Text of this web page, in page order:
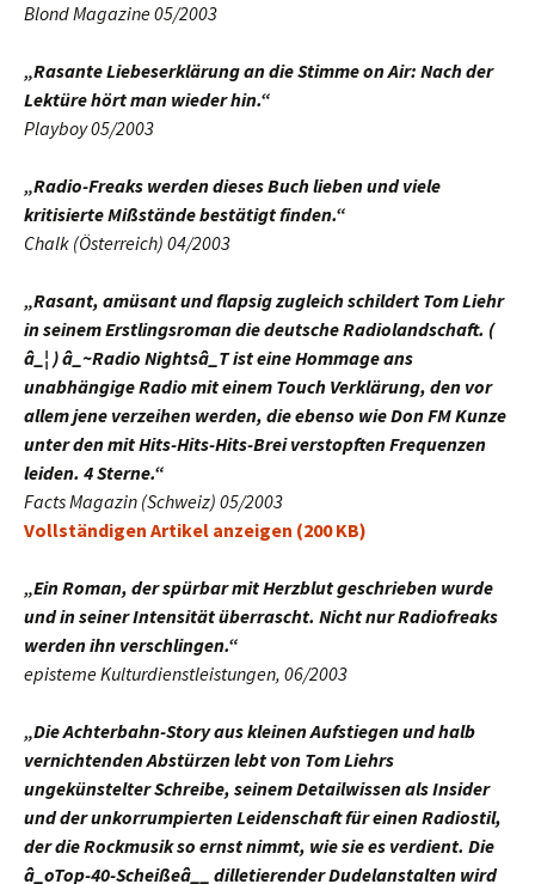
Blond Magazine 05/2003
„Rasante Liebeserklärung an die Stimme on Air: Nach der
Lektüre hört man wieder hin.“
Playboy 05/2003
„Radio-Freaks werden dieses Buch lieben und viele
kritisierte Mißstände bestätigt finden.“
Chalk (Österreich) 04/2003
„Rasant, amüsant und flapsig zugleich schildert Tom Liehr
in seinem Erstlingsroman die deutsche Radiolandschaft. (
â_¦ ) â_~Radio Nightsâ_T ist eine Hommage ans
unabhängige Radio mit einem Touch Verklärung, den vor
allem jene verzeihen werden, die ebenso wie Don FM Kunze
unter den mit Hits-Hits-Hits-Brei verstopften Frequenzen
leiden. 4 Sterne.“
Facts Magazin (Schweiz) 05/2003
Vollständigen Artikel anzeigen (200 KB)
„Ein Roman, der spürbar mit Herzblut geschrieben wurde
und in seiner Intensität überrascht. Nicht nur Radiofreaks
werden ihn verschlingen.“
episteme Kulturdienstleistungen, 06/2003
„Die Achterbahn-Story aus kleinen Aufstiegen und halb
vernichtenden Abstürzen lebt von Tom Liehrs
ungekünstelter Schreibe, seinem Detailwissen als Insider
und der unkorrumpierten Leidenschaft für einen Radiostil,
der die Rockmusik so ernst nimmt, wie sie es verdient. Die
â_oTop-40-Scheißeâ__ dilletierender Dudelanstalten wird